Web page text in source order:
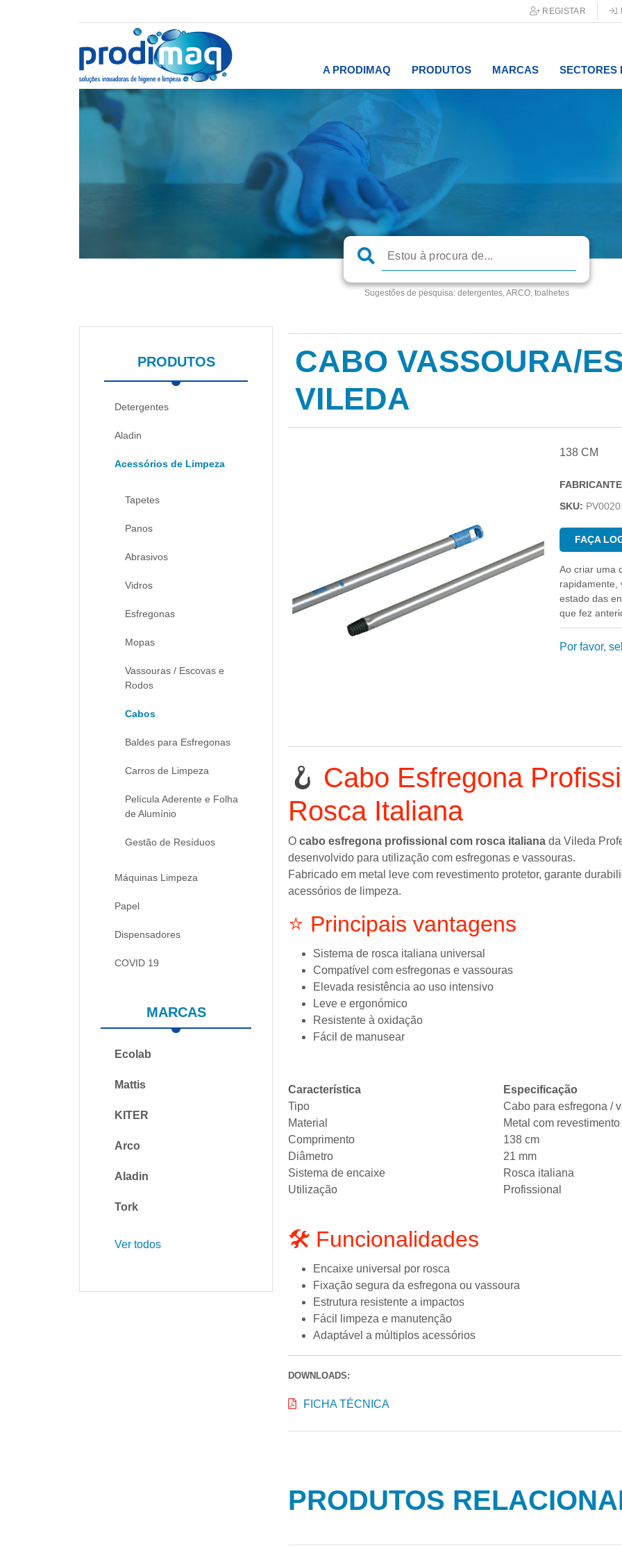
REGISTAR
A PRODIMAQ PRODUTOS MARCAS SECTORES
Sugestões de pesquisa:detergentes, ARCO, toalhetes
PRODUTOS
Detergentes
Aladin
Acessórios de Limpeza
Tapetes
Panos
Abrasivos
Vidros
Esfregonas
Mopas
Vassouras / Escovas e
Rodos
Cabos
Baldes para Esfregonas
Carros de Limpeza
Película Aderente e Folha
de Alumínio
Gestão de Resíduos
Máquinas Limpeza
Papel
Dispensadores
COVID 19
MARCAS
Ecolab
Mattis
KITER
Arco
Aladin
Tork
Ver todos
CABO VASSOURA/
VILEDA
138 CM
SKU:
FAÇA
Ao criar uma
rapidamente,
estado das
que fez
Por favor,
🪝 Cabo Esfregona
Rosca Italiana
Ocabo esfregona profissional com rosca italiana daVileda
desenvolvido para utilização com esfregonas e vassouras.
Fabricado em metal leve com revestimento protetor, garante
acessórios de limpeza.
⭐ Principais vantagens
Sistema de rosca italiana universal
Compatível com esfregonas e vassouras
Elevada resistência ao uso intensivo
Leve e ergonómico
Resistente à oxidação
Fácil de manusear
Característica
Especificação
Tipo
Cabo para esfregona /
Material
Metal com
Comprimento
138 cm
Diâmetro
21 mm
Sistema de encaixe
Rosca italiana
Utilização
Profissional
🛠️ Funcionalidades
Encaixe universal por rosca
Fixação segura da esfregona ou vassoura
Estrutura resistente a impactos
Fácil limpeza e manutenção
Adaptável a múltiplos acessórios
DOWNLOADS:
FICHA TÉCNICA
PRODUTOS